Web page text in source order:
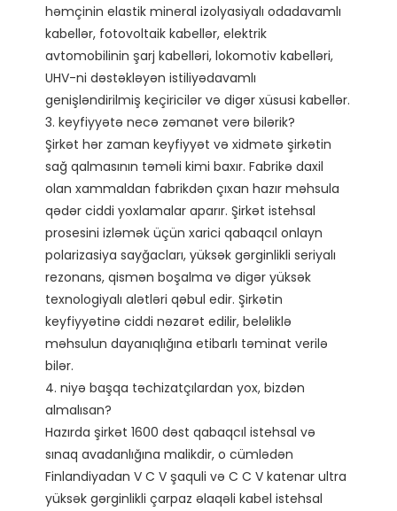
həmçinin elastik mineral izolyasiyalı odadavamlı
kabellər, fotovoltaik kabellər, elektrik
avtomobilinin şarj kabelləri, lokomotiv kabelləri,
UHV-ni dəstəkləyən istiliyədavamlı
genişləndirilmiş keçiricilər və digər xüsusi kabellər.
3. keyfiyyətə necə zəmanət verə bilərik?
Şirkət hər zaman keyfiyyət və xidmətə şirkətin
sağ qalmasının təməli kimi baxır. Fabrikə daxil
olan xammaldan fabrikdən çıxan hazır məhsula
qədər ciddi yoxlamalar aparır. Şirkət istehsal
prosesini izləmək üçün xarici qabaqcıl onlayn
polarizasiya sayğacları, yüksək gərginlikli seriyalı
rezonans, qismən boşalma və digər yüksək
texnologiyalı alətləri qəbul edir. Şirkətin
keyfiyyətinə ciddi nəzarət edilir, beləliklə
məhsulun dayanıqlığına etibarlı təminat verilə
bilər.
4. niyə başqa təchizatçılardan yox, bizdən
almalısan?
Hazırda şirkət 1600 dəst qabaqcıl istehsal və
sınaq avadanlığına malikdir, o cümlədən
Finlandiyadan V C V şaquli və C C V katenar ultra
yüksək gərginlikli çarpaz əlaqəli kabel istehsal